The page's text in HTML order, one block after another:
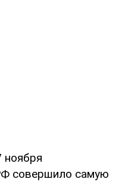
ноября
совершило самую